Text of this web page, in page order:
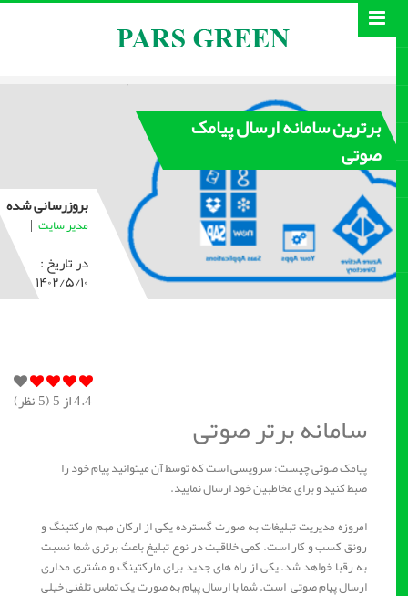
برترین سامانه ارسال پیامک
صوتی
بروزرسانی شده
مدیر سایت |
در تاریخ :
۱۴۰۲/۵/۱۰
4.4از 5 ( 5نظر)
سامانه برتر صوتی
پیامک صوتی چیست: سرویسی است که توسط آن میتوانید پیام خود را
ضبط کنید و برای مخاطبین خود ارسال نمایید.
امروزه مدیریت تبلیغات به صورت گسترده یکی از ارکان مهم مارکتینگ و
رونق کسب و کار است. کمی خلاقیت در نوع تبلیغ باعث برتری شما نسبت
به رقبا خواهد شد. یکی از راه های جدید برای مارکتینگ و مشتری مداری
ارسال پیام صوتی است. شما با ارسال پیام به صورت یک تماس تلفنی خیلی